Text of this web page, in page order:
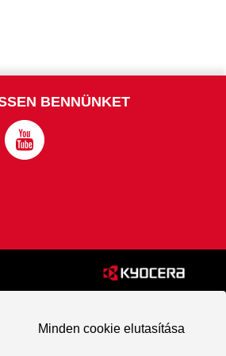
BENNÜNKET
Minden cookie elutasítása